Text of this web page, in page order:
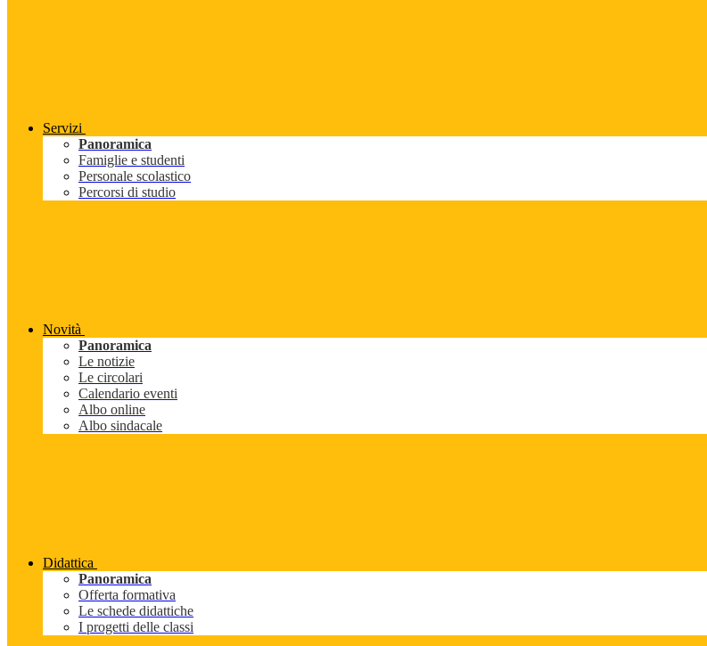
Servizi
Panoramica
Famiglie e studenti
Personale scolastico
Percorsi di studio
Novità
Panoramica
Le notizie
Le circolari
Calendario eventi
Albo online
Albo sindacale
Didattica
Panoramica
Offerta formativa
Le schede didattiche
I progetti delle classi